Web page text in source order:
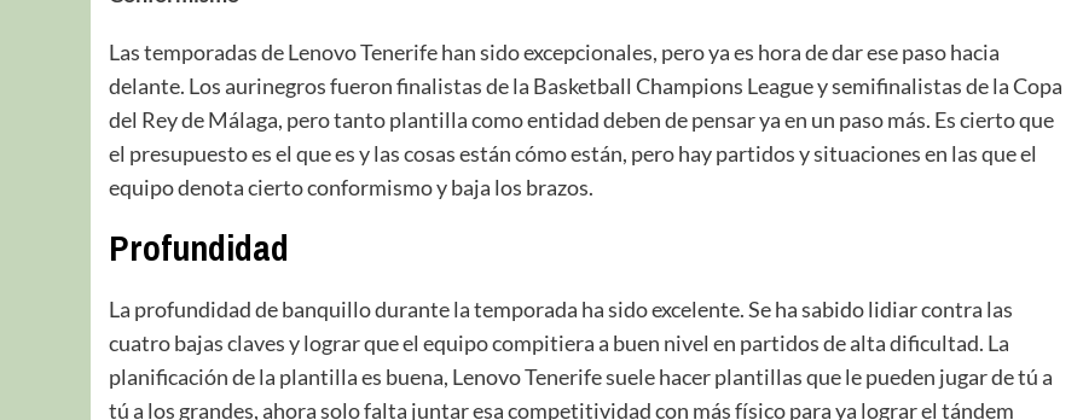
Las temporadas de Lenovo Tenerife han sido excepcionales, pero ya es hora de dar ese paso hacia
delante. Los aurinegros fueron finalistas de la Basketball Champions League y semifinalistas de la Copa
del Rey de Málaga, pero tanto plantilla como entidad deben de pensar ya en un paso más. Es cierto que
el presupuesto es el que es y las cosas están cómo están, pero hay partidos y situaciones en las que el
equipo denota cierto conformismo y baja los brazos.
Profundidad
La profundidad de banquillo durante la temporada ha sido excelente. Se ha sabido lidiar contra las
cuatro bajas claves y lograr que el equipo compitiera a buen nivel en partidos de alta dificultad. La
planificación de la plantilla es buena, Lenovo Tenerife suele hacer plantillas que le pueden jugar de tú a
tú a los grandes, ahora solo falta juntar esa competitividad con más físico para ya lograr el tándem